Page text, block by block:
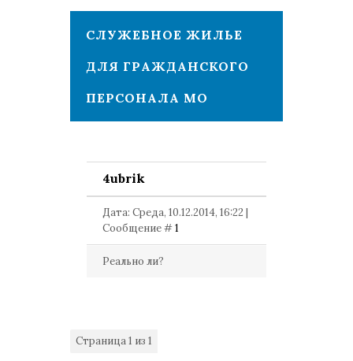
СЛУЖЕБНОЕ ЖИЛЬЕ
ДЛЯ ГРАЖДАНСКОГО
ПЕРСОНАЛА МО
4ubrik
Дата: Среда, 10.12.2014, 16:22 |
Сообщение #1
Реально ли?
Страница1 из 1